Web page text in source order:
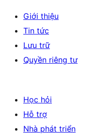
Giới thiệu
Tin tức
Lưu trữ
Quyền riêng tư
Học hỏi
Hỗ trợ
Nhà phát triển